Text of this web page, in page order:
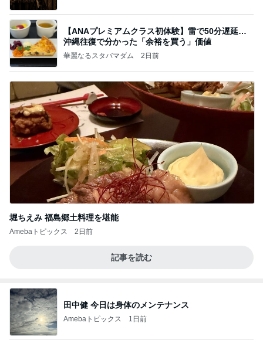
【ANAプレミアムクラス初体験】雷で50分遅延…
沖縄往復で分かった「余裕を買う」価値
華麗なるスタバマダム 2日前
堀ちえみ 福島郷土料理を堪能
Amebaトピックス 2日前
記事を読む
田中健 今日は身体のメンテナンス
Amebaトピックス 1日前